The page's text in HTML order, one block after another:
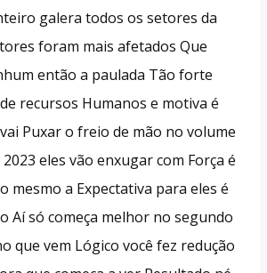
galera todos os setores da
foram mais afetados Que
então a paulada Tão forte
recursos Humanos e motiva é
Puxar o freio de mão no volume
eles vão enxugar com Força é
mesmo a Expectativa para eles é
Aí só começa melhor no segundo
que vem Lógico você fez redução